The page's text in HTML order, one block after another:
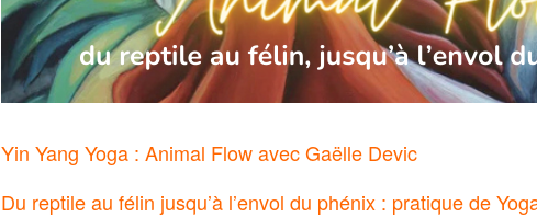
Yin Yang Yoga : Animal Flow avec Gaëlle Devic
Du reptile au félin jusqu’à l’envol du phénix : pratique de